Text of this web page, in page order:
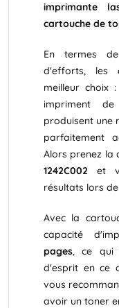
imprimante
cartouche de
En termes
d'efforts, les
meilleur choix
impriment
produisent une
parfaitement
Alors prenez
1242C002 et
résultats lors
Avec la
capacité
pages, ce qui
d'esprit en ce
vous
avoir un toner